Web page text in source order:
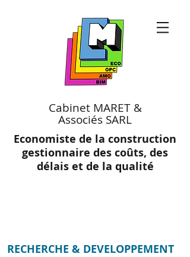
Economiste de la construction
gestionnaire des coûts, des
délais et de la qualité
Cabinet MARET &
Associés SARL
RECHERCHE & DEVELOPPEMENT